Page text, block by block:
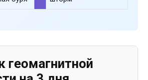
геомагнитной